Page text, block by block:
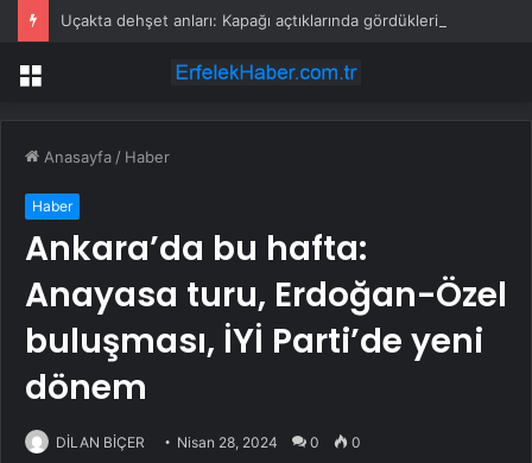
Menü
Anasayfa / Haber
Haber
Ankara’da bu hafta:
Anayasa turu, Erdoğan-Özel
buluşması, İYİ Parti’de yeni
dönem
DİLAN BİÇER Nisan 28, 2024 0 0